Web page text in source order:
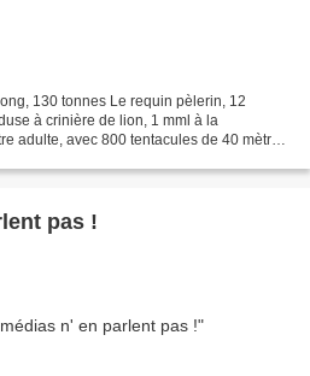
130 tonnes Le requin pèlerin, 12
à crinière de lion, 1 mml à la
adulte, avec 800 tentacules de 40 mètres
Les médias n' en parlent pas !